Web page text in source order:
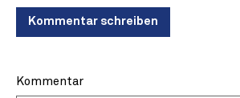
Kommentar schreiben
Kommentar